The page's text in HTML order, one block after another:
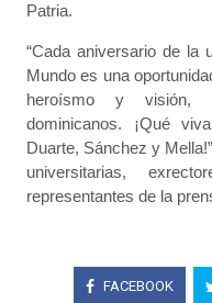
Patria.
“Cada aniversario de la
Mundo es una
heroísmo y visión,
dominicanos. ¡Qué
Duarte, Sánchez y
universitarias,
representantes de la
FACEBOOK